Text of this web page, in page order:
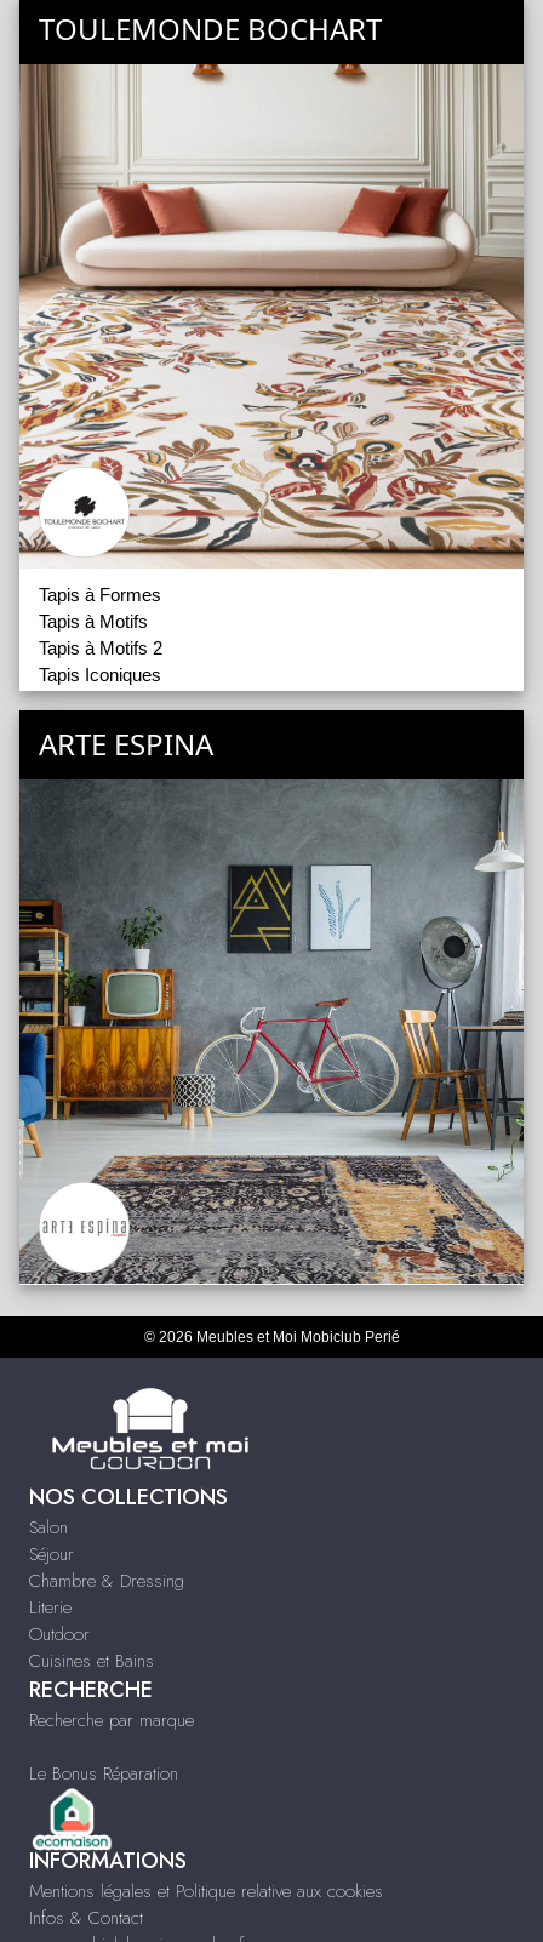
TOULEMONDE BOCHART
Tapis à Formes
Tapis à Motifs
Tapis à Motifs 2
Tapis Iconiques
Tapis Outdoor In and Out
Tapis Unis et Faux Unis
Tapis Unis et Faux Unis 2
Vallée Blanche
ARTE ESPINA
© 2026 Meubles et Moi Mobiclub Perié
NOS COLLECTIONS
Salon
Séjour
Chambre & Dressing
Literie
Outdoor
Cuisines et Bains
RECHERCHE
Recherche par marque
Le Bonus Réparation
INFORMATIONS
Mentions légales et Politique relative aux cookies
Infos & Contact